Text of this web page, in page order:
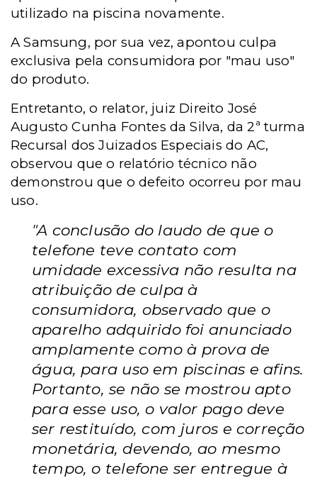
utilizado na piscina novamente.
A Samsung, por sua vez, apontou culpa
exclusiva pela consumidora por "mau uso"
do produto.
Entretanto, o relator, juiz Direito José
Augusto Cunha Fontes da Silva, da 2ª turma
Recursal dos Juizados Especiais do AC,
observou que o relatório técnico não
demonstrou que o defeito ocorreu por mau
uso.
"A conclusão do laudo de que o
telefone teve contato com
umidade excessiva não resulta na
atribuição de culpa à
consumidora, observado que o
aparelho adquirido foi anunciado
amplamente como à prova de
água, para uso em piscinas e afins.
Portanto, se não se mostrou apto
para esse uso, o valor pago deve
ser restituído, com juros e correção
monetária, devendo, ao mesmo
tempo, o telefone ser entregue à